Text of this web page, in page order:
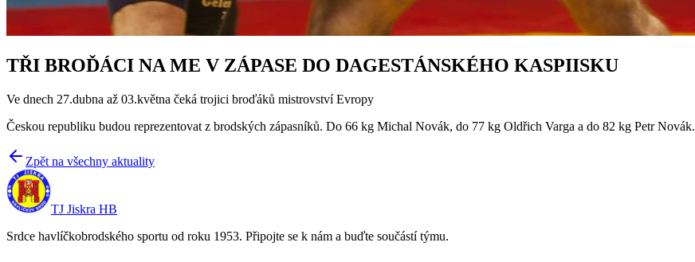
TŘI BROĎÁCI NA ME V ZÁPASE DO DAGESTÁNSKÉHO KASPIISKU
Ve dnech 27.dubna až 03.května čeká trojici broďáků mistrovství Evropy
Českou republiku budou reprezentovat z brodských zápasníků. Do 66 kg Michal Novák, do 77 kg Oldřich Varga a do 82 kg Petr Novák.
Zpět na všechny aktuality
TJ Jiskra HB
Srdce havlíčkobrodského sportu od roku 1953. Připojte se k nám a buďte součástí týmu.